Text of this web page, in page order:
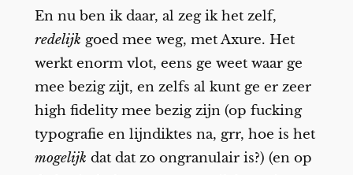
En nu ben ik daar, al zeg ik het zelf,
redelijk goed mee weg, met Axure. Het
werkt enorm vlot, eens ge weet waar ge
mee bezig zijt, en zelfs al kunt ge er zeer
high fidelity mee bezig zijn (op fucking
typografie en lijndiktes na, grr, hoe is het
mogelijk dat dat zo ongranulair is?) (en op